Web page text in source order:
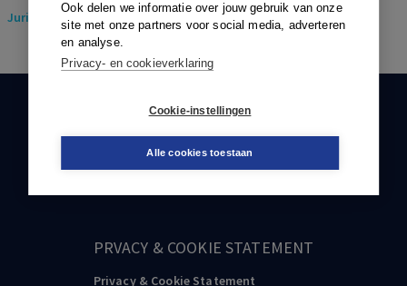
Ook delen we informatie over jouw gebruik van onze
site met onze partners voor social media, adverteren
en analyse.
Privacy- en cookieverklaring
Cookie-instellingen
Alle cookies toestaan
Juridisch > Strafrecht
KLANTENSERVICE
088-0301000
PRVACY & COOKIE STATEMENT
Privacy & Cookie Statement